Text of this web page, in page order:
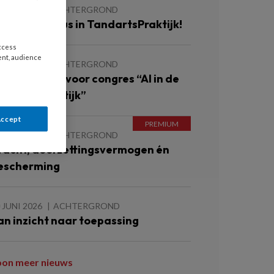
ACHTERGROND
jouw casus in TandartsPraktijk!
JULI 2026 ACHTERGROND
je nu in voor congres “AI in de
JULI 2026 ACHTERGROND
doorzettingsvermogen én
JUNI 2026 ACHTERGROND
inzicht naar toepassing
meer nieuws
audience